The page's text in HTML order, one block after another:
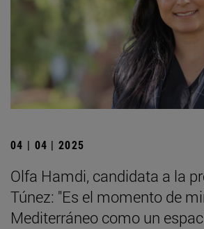
04 | 04 | 2025
Olfa Hamdi, candidata a la
Túnez: "Es el momento de
Mediterráneo como un